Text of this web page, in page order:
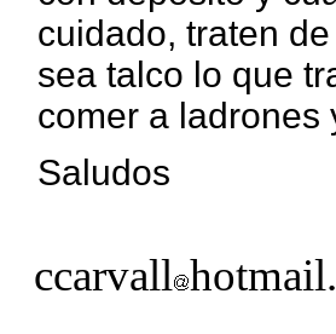
cuidado, traten
sea talco lo que
comer a ladrones
Saludos
ccarvall